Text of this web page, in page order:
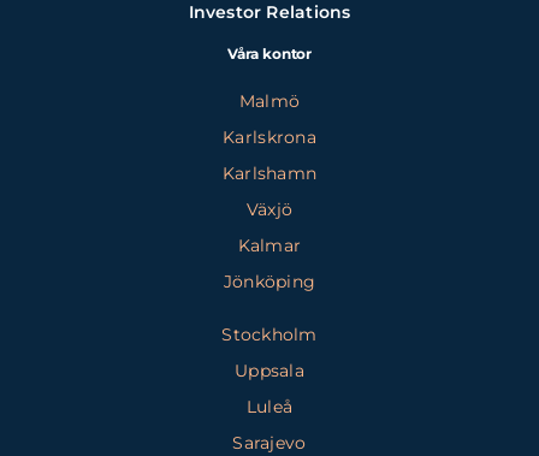
Investor Relations
Våra kontor
Malmö
Karlskrona
Karlshamn
Växjö
Kalmar
Jönköping
Stockholm
Uppsala
Luleå
Sarajevo